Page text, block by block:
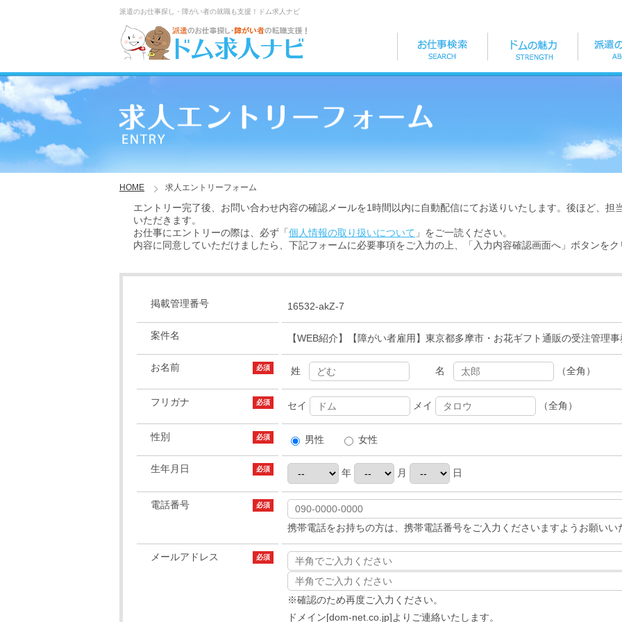
派遣のお仕事探し・障がい者の就職も支援！ドム求人ナビ
HOME 求人エントリーフォーム
エントリー完了後、お問い合わせ内容の確認メールを1時間以内に自動配信にてお送りいたします。後ほど、担
いただきます。
お仕事にエントリーの際は、必ず「 個人情報の取り扱いについて 」をご一読ください。
内容に同意していただけましたら、下記フォームに必要事項をご入力の上、「入力内容確認画面へ」ボタンをク
掲載管理番号 16532-akZ-7
案件名 【WEB紹介】【障がい者雇用】東京都多摩市・お花ギフト通販の受注管理事
必須
お名前 姓 名 （全角）
必須
フリガナ セイ メイ （全角）
必須
性別 男性 女性
必須
生年月日 年 月 日
必須
電話番号
携帯電話をお持ちの方は、携帯電話番号をご入力くださいますようお願いい
必須
メールアドレス
※確認のため再度ご入力ください。
ドメイン[dom-net.co.jp]よりご連絡いたします。